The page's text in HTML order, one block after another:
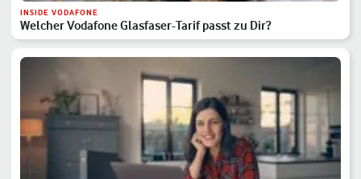
INSIDE VODAFONE
Welcher Vodafone Glasfaser-Tarif passt zu Dir?